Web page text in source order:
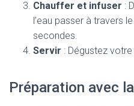
Chauffer et infuser :
l’eau passer à travers
secondes.
Servir : Dégustez
Préparation avec